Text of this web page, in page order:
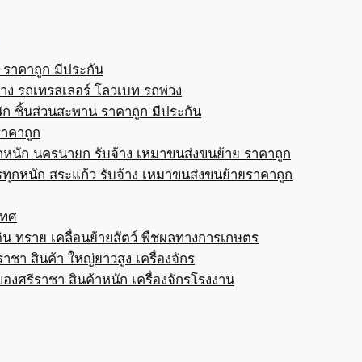
าคาถูก มีประกัน
รถเทรลเลอร์ โลวเบท รถพ่วง
ชิ้นส่วนสะพาน ราคาถูก มีประกัน
คาถูก
หนัก นครนายก รับจ้าง เหมาขนส่งขนย้าย ราคาถูก
ทุกหนัก สระแก้ว รับจ้าง เหมาขนส่งขนย้ายราคาถูก
ศ
ทราย เคลื่อนย้ายสัตว์ พืชผลทางการเกษตร
ชา สินค้า ใหญ่ยาวสูง เครื่องจักร
งศรีราชา สินค้าหนัก เครื่องจักรโรงงาน